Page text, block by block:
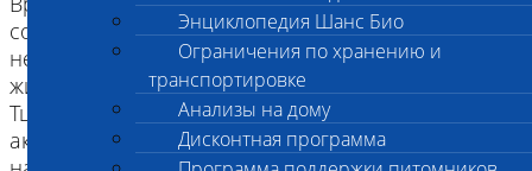
Энциклопедия Шанс Био
Ограничения по хранению и
транспортировке
Анализы на дому
Дисконтная программа
собирается со стенок прямой кишки на глубине
не менее 1 см в зависимости от размера
животного.
Тщательно прополоскать зонд в пробирке и
аккуратно отжать лишнюю влагу, прижимая